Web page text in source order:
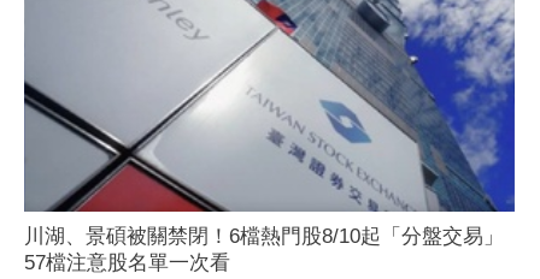
川湖、景碩被關禁閉！6檔熱門股8/10起「分盤交易」
57檔注意股名單一次看